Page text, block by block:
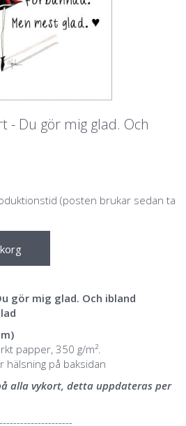
- Du gör mig glad. Och
(posten brukar sedan ta
gör mig glad. Och ibland
papper, 350 g/m².
på baksidan
alla vykort, detta uppdateras per